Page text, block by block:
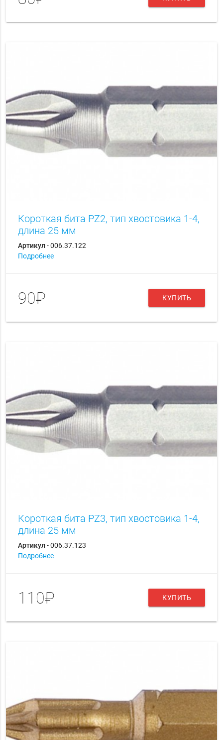
Короткая бита PZ2, тип хвостовика 1-4,
длина 25 мм
Артикул- 006.37.122
Подробнее
90₽ КУПИТЬ
Короткая бита PZ3, тип хвостовика 1-4,
длина 25 мм
Артикул- 006.37.123
Подробнее
110₽ КУПИТЬ